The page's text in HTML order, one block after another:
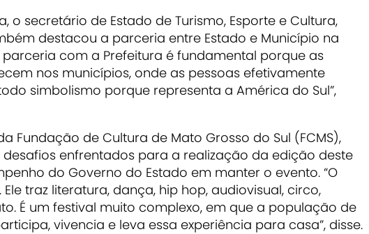
o secretário de Estado de Turismo, Esporte e Cultura,
destacou a parceria entre Estado e Município na
parceria com a Prefeitura é fundamental porque as
nos municípios, onde as pessoas efetivamente
simbolismo porque representa a América do Sul”,
Fundação de Cultura de Mato Grosso do Sul (FCMS),
desafios enfrentados para a realização da edição deste
do Governo do Estado em manter o evento. “O
traz literatura, dança, hip hop, audiovisual, circo,
É um festival muito complexo, em que a população de
vivencia e leva essa experiência para casa”, disse.